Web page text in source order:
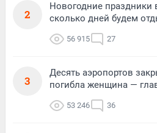
2
Новогодние праздники
сколько дней будем
56 915 27
3
Десять аэропортов
погибла женщина —
53 246 36